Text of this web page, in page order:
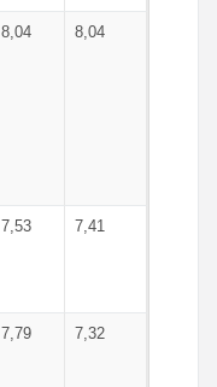
8,04 8,04
7,53 7,41
7,79 7,32